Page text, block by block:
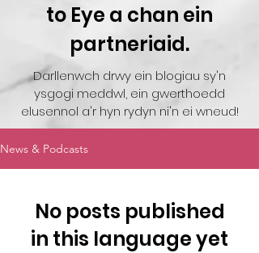
to Eye a chan ein
partneriaid.
Darllenwch drwy ein blogiau sy'n
ysgogi meddwl, ein gwerthoedd
elusennol a'r hyn rydyn ni'n ei wneud!
News & Podcasts
No posts published
in this language yet